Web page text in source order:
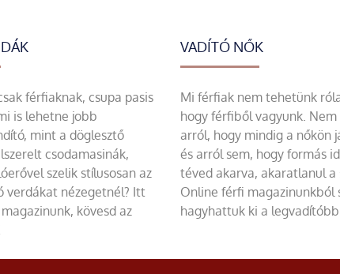
férfiaknak, csupa pasis
is lehetne jobb
mint a döglesztő
csodamasinák,
szelik stílusosan az
verdákat nézegetnél? Itt
kövesd az
VADÍTÓ NŐK
Mi férfiak nem tehetünk
hogy férfiből vagyunk.
arról, hogy mindig a nőkön
és arról sem, hogy formás
téved akarva, akaratlanul a
Online férfi magazinunkból
hagyhattuk ki a